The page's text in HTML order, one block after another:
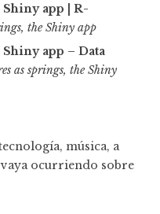
Shiny app | R-
the Shiny app
Shiny app – Data
as springs, the Shiny
música, a
ocurriendo sobre